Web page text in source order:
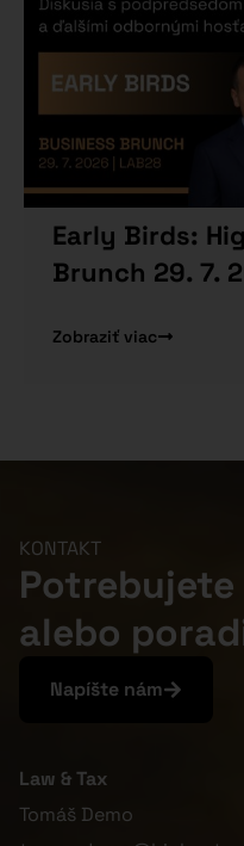
Early Birds:
Brunch 29. 7.
Zobraziť viac
KONTAKT
alebo
Napíšte nám
Law & Tax
Tomáš Demo